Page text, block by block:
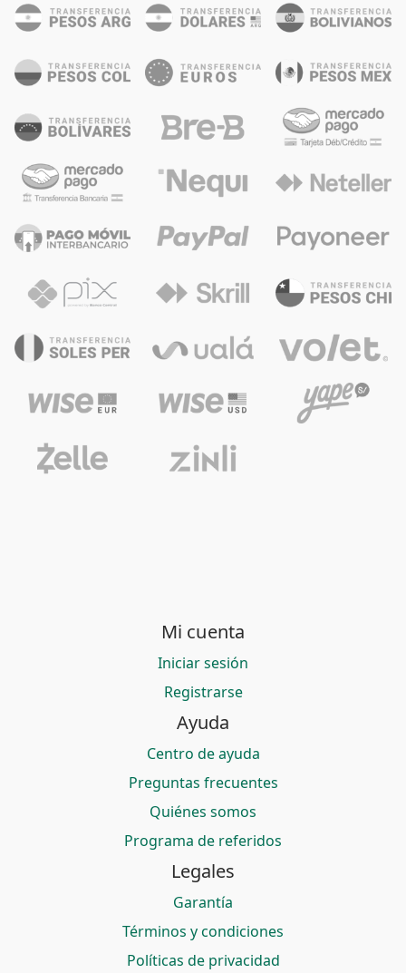
Mi cuenta
Iniciar sesión
Registrarse
Ayuda
Centro de ayuda
Preguntas frecuentes
Quiénes somos
Programa de referidos
Legales
Garantía
Términos y condiciones
Políticas de privacidad